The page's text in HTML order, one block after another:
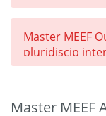
Master MEEF
pluridiscip
Master MEEF